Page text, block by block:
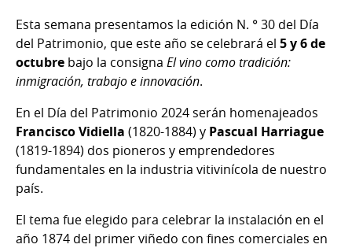
Esta semana presentamos la edición N. ° 30 del Día
del Patrimonio, que este año se celebrará el 5 y 6 de
octubre bajo la consigna El vino como tradición:
inmigración, trabajo e innovación.
En el Día del Patrimonio 2024serán homenajeados
Francisco Vidiella (1820-1884) y Pascual Harriague
(1819-1894) dos pioneros y emprendedores
fundamentales en la industria vitivinícola de nuestro
país.
El tema fue elegido para celebrar la instalación en el
año 1874 del primer viñedo con fines comerciales en